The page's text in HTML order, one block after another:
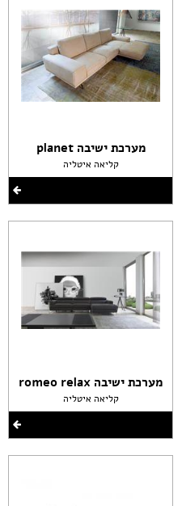
מערכת ישיבה planet
קליאה איטליה
מערכת ישיבה romeo relax
קליאה איטליה